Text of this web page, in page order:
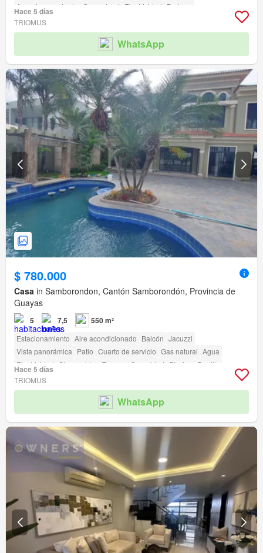
Armario empotrado
Gas natural Electricidad Bodega
Completamente amoblado
Garita de guardianía
Hace 5 días
TRIOMUS
WhatsApp
$ 780.000
Casa in Samborondon, Cantón Samborondón, Provincia de
Guayas
5 7,5 550 m²
Estacionamiento Aire acondicionado Balcón Jacuzzi
Vista panorámica Patio Cuarto de servicio Gas natural Agua
Electricidad Sin amoblar Terraza Seguridad Piscina
Parrilla
Garita de guardianía
Hace 5 días
TRIOMUS
WhatsApp